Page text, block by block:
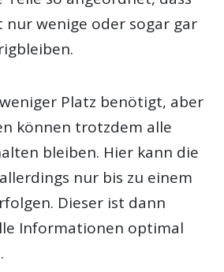
nur wenige oder sogar gar
Platz benötigt, aber
können trotzdem alle
bleiben. Hier kann die
nur bis zu einem
Dieser ist dann
Informationen optimal